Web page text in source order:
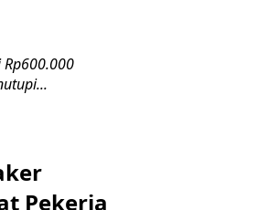
Rp600.000
Pekerja